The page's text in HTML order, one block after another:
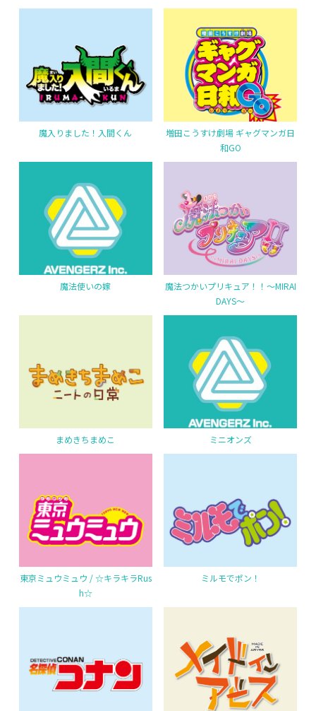
魔入りました！入間くん
増田こうすけ劇場 ギャグマンガ日
和GO
魔法使いの嫁
魔法つかいプリキュア！！～MIRAI
DAYS～
まめきちまめこ ミニオンズ
東京ミュウミュウ / ☆キラキラRus
h☆
ミルモでポン！